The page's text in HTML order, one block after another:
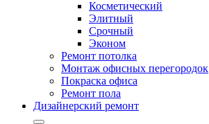
Косметический
Элитный
Срочный
Эконом
Ремонт потолка
Монтаж офисных перегородок
Покраска офиса
Ремонт пола
Дизайнерский ремонт